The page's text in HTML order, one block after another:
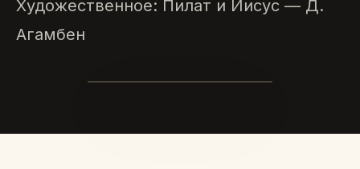
Художественное: Пилат и Иисус — Д.
Агамбен